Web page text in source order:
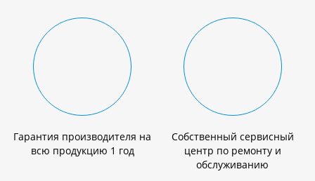
Гарантия производителя на
всю продукцию 1 год
Собственный сервисный
центр по ремонту и
обслуживанию